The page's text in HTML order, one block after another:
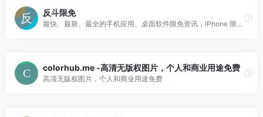
反斗限免
最快、最新、最全的手机应用、桌面软件限免资讯，iPhone 限免、Mac 限免通通不错过。
colorhub.me -高清无版权图片，个人和商业用途免费
高清无版权图片，个人和商业用途免费